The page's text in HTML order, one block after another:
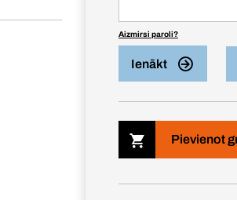
Aizmirsi paroli?
Ienākt
Pievienot